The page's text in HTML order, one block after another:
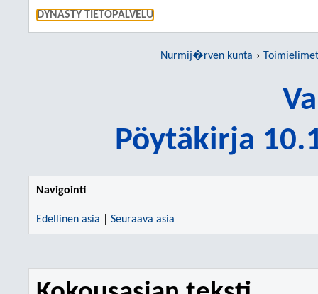
DYNASTY TIETOPALVELU
Nurmij�rven kunta Toimielimet
Pöytäkirja
Navigointi
Edellinen asia Seuraava asia